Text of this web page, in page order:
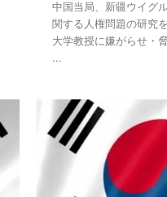
中国当局、新疆ウイグ
関する人権問題の研究
大学教授に嫌がらせ・
...